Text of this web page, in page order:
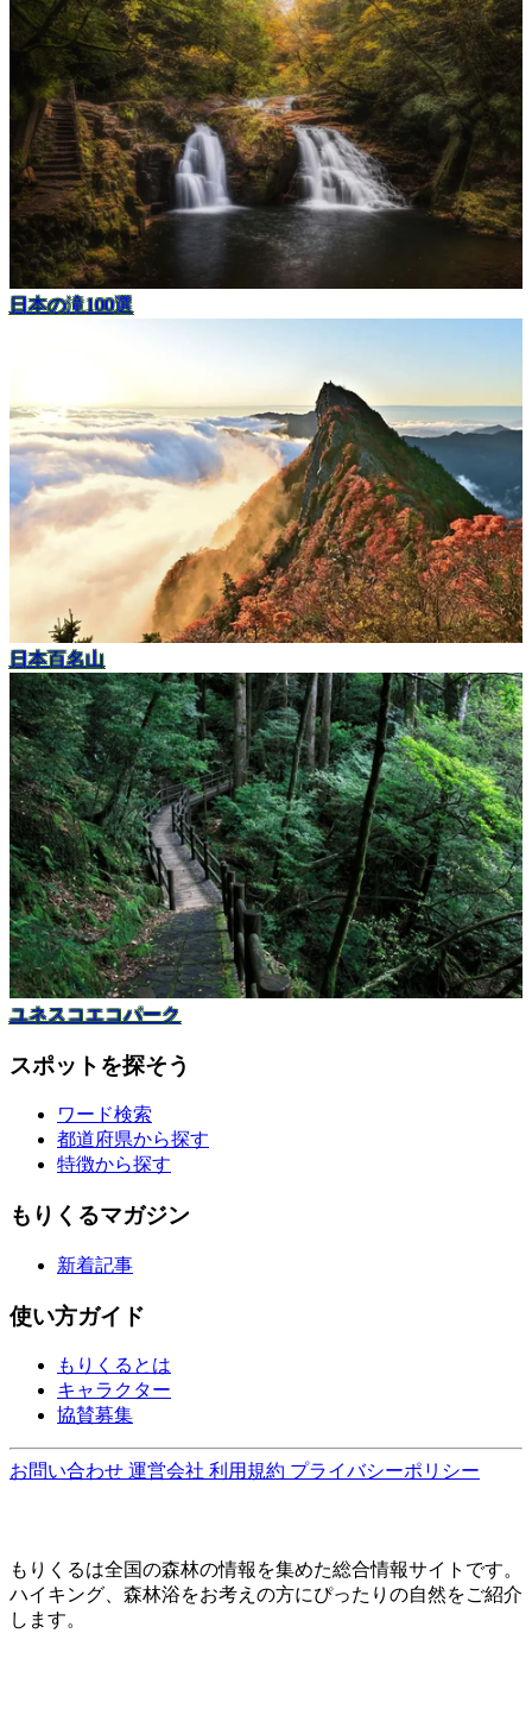
日本の滝100選
日本百名山
ユネスコエコパーク
スポットを探そう
ワード検索
都道府県から探す
特徴から探す
もりくるマガジン
新着記事
使い方ガイド
もりくるとは
キャラクター
協賛募集
お問い合わせ 運営会社 利用規約 プライバシーポリシー
もりくるは全国の森林の情報を集めた総合情報サイトです。
ハイキング、森林浴をお考えの方にぴったりの自然をご紹介
します。